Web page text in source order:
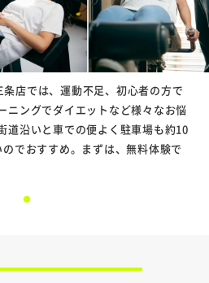
店では、運動不足、初心者の方で
ニングでダイエットなど様々なお悩
道沿いと車での便よく駐車場も約10
でおすすめ。まずは、無料体験で